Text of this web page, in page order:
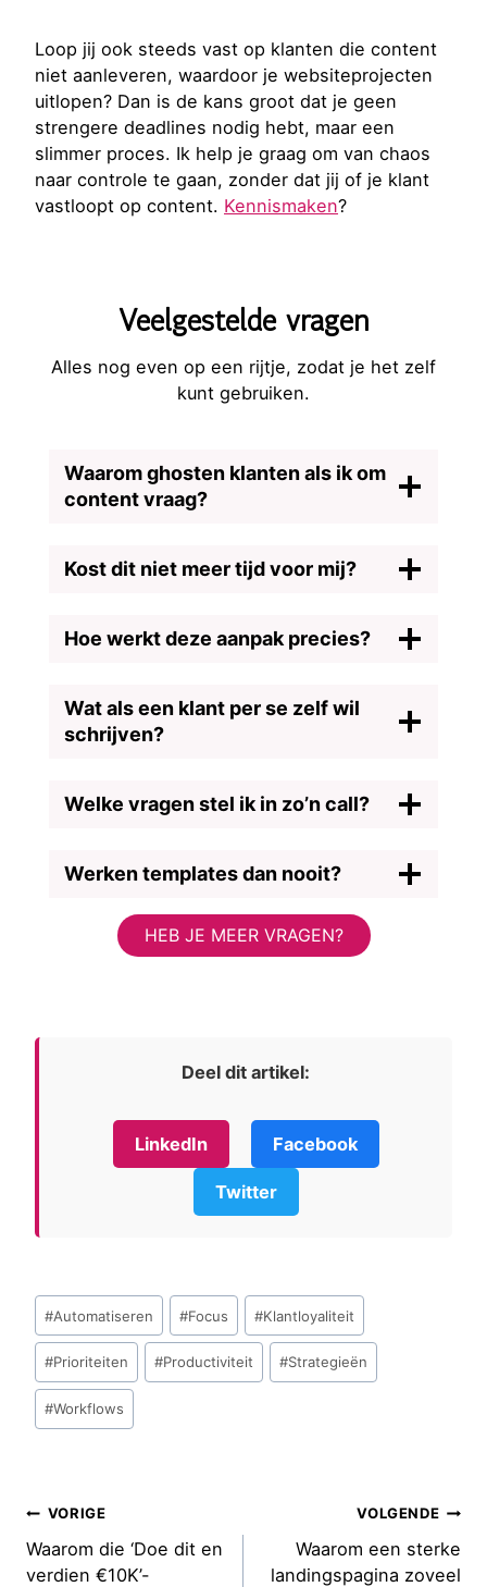
Loop jij ook steeds vast op klanten die content
niet aanleveren, waardoor je websiteprojecten
uitlopen? Dan is de kans groot dat je geen
strengere deadlines nodig hebt, maar een
slimmer proces. Ik help je graag om van chaos
naar controle te gaan, zonder dat jij of je klant
vastloopt op content. Kennismaken?
Veelgestelde vragen
Alles nog even op een rijtje, zodat je het zelf
kunt gebruiken.
Waarom ghosten klanten als ik om
content vraag?
Kost dit niet meer tijd voor mij?
Hoe werkt deze aanpak precies?
Wat als een klant per se zelf wil
schrijven?
Welke vragen stel ik in zo’n call?
Werken templates dan nooit?
HEB JE MEER VRAGEN?
Deel dit artikel:
LinkedIn Facebook
Twitter
Bericht
tags:
#Automatiseren #Focus #Klantloyaliteit
#Prioriteiten #Productiviteit #Strategieën
#Workflows
Bericht
navigatie
VORIGE
Waarom die ‘Doe dit en
verdien €10K’-
VOLGENDE
Waarom een sterke
landingspagina zoveel